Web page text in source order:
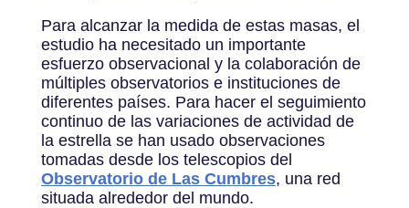
Para alcanzar la medida de estas masas, el
estudio ha necesitado un importante
esfuerzo observacional y la colaboración de
múltiples observatorios e instituciones de
diferentes países. Para hacer el seguimiento
continuo de las variaciones de actividad de
la estrella se han usado observaciones
tomadas desde los telescopios del
Observatorio de Las Cumbres, una red
situada alrededor del mundo.